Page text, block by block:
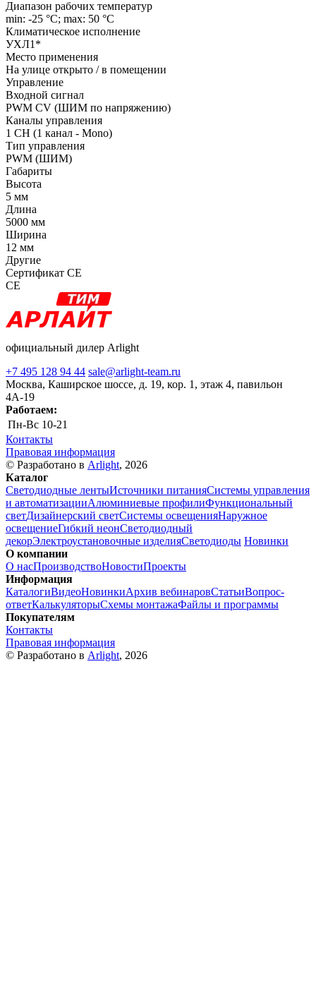
Диапазон рабочих температур
min: -25 °C; max: 50 °C
Климатическое исполнение
УХЛ1*
Место применения
На улице открыто / в помещении
Управление
Входной сигнал
PWM СV (ШИМ по напряжению)
Каналы управления
1 CH (1 канал - Mono)
Тип управления
PWM (ШИМ)
Габариты
Высота
5 мм
Длина
5000 мм
Ширина
12 мм
Другие
Сертификат CE
CE
официальный дилер Arlight
+7 495 128 94 44 sale@arlight-team.ru
Москва, Каширское шоссе, д. 19, кор. 1, этаж 4, павильон
4А-19
Работаем:
Пн-Вс 10-21
Контакты
Правовая информация
© Разработано в Arlight, 2026
Каталог
Светодиодные лентыИсточники питанияСистемы управления
и автоматизацииАлюминиевые профилиФункциональный
светДизайнерский светСистемы освещенияНаружное
освещениеГибкий неонСветодиодный
декорЭлектроустановочные изделияСветодиоды Новинки
О компании
О насПроизводствоНовостиПроекты
Информация
КаталогиВидеоНовинкиАрхив вебинаровСтатьиВопрос-
ответКалькуляторыСхемы монтажаФайлы и программы
Покупателям
Контакты
Правовая информация
© Разработано в Arlight, 2026